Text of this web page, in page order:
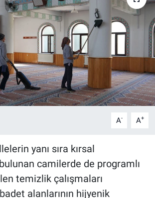
A- A+
yanı sıra kırsal
camilerde de programlı
temizlik çalışmaları
alanlarının hijyenik